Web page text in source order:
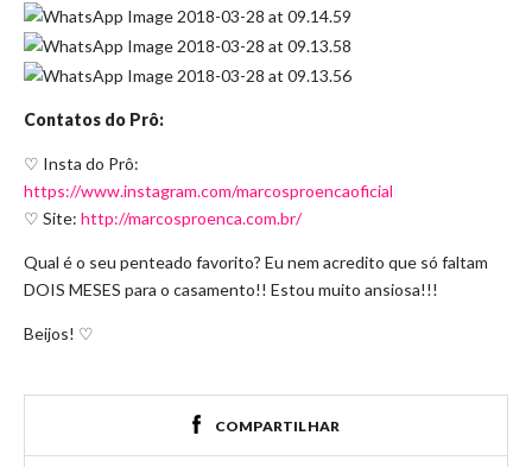
Contatos do Prô:
♡ Insta do Prô:
https://www.instagram.com/marcosproencaoficial
♡ Site: http://marcosproenca.com.br/
Qual é o seu penteado favorito? Eu nem acredito que só faltam
DOIS MESES para o casamento!! Estou muito ansiosa!!!
Beijos! ♡
COMPARTILHAR